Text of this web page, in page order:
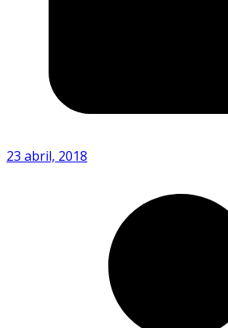
23 abril, 2018